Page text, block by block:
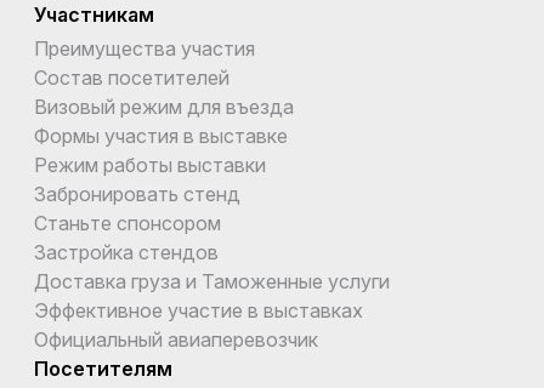
Участникам
Преимущества участия
Состав посетителей
Визовый режим для въезда
Формы участия в выставке
Режим работы выставки
Забронировать стенд
Станьте спонсором
Застройка стендов
Доставка груза и Таможенные услуги
Эффективное участие в выставках
Официальный авиаперевозчик
Посетителям